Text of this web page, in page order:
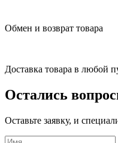
Обмен и возврат товара
Доставка товара в любой
Остались
Оставьте заявку, и